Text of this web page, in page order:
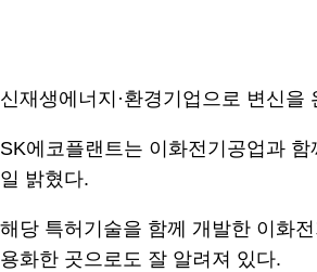
신재생에너지·환경기업으로 변신
SK에코플랜트는 이화전기공업과
일 밝혔다.
해당 특허기술을 함께 개발한 이화
용화한 곳으로도 잘 알려져 있다.